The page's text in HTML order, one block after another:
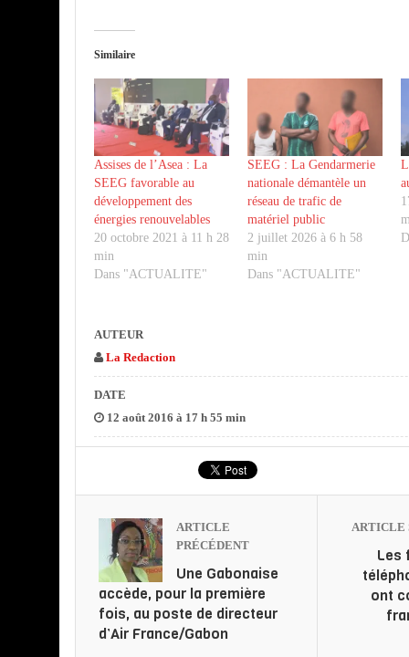
Similaire
Assises de l’Asea : La
SEEG favorable au
développement des
énergies renouvelables
20 octobre 2021 à 11 h 28
min
Dans "ACTUALITE"
SEEG : La Gendarmerie
nationale démantèle un
réseau de trafic de
matériel public
2 juillet 2026 à 6 h 58
min
Dans "ACTUALITE"
AUTEUR
La Redaction
DATE
12 août 2016 à 17 h 55 min
ARTICLE
PRÉCÉDENT
Une Gabonaise
accède, pour la première
fois, au poste de directeur
d’Air France/Gabon
ARTICLE
Les
ont